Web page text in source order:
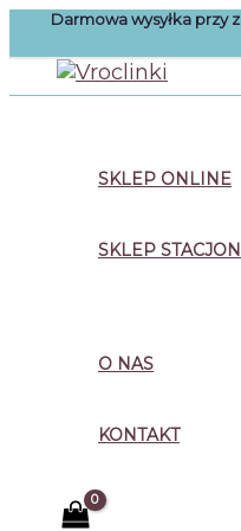
Przejdź
treści
Darmowa wysyłka przy
SKLEP ONLINE
SKLEP
O NAS
KONTAKT